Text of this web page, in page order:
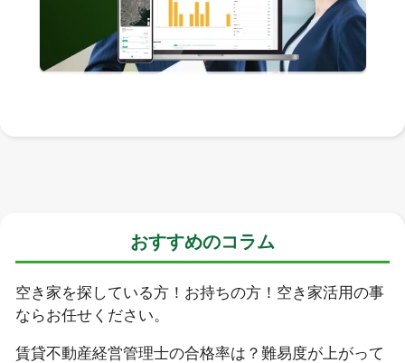
おすすめのコラム
空き家を探している方！お持ちの方！空き家活用の事
ならお任せください。
賃貸不動産経営管理士の合格率は？難易度が上がって